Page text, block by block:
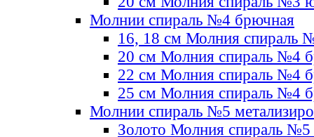
Молнии спираль №4 брючная
16, 18 см Молния спираль
20 см Молния спираль №4
22 см Молния спираль №4
25 см Молния спираль №4
Молнии спираль №5
Золото Молния спираль №5